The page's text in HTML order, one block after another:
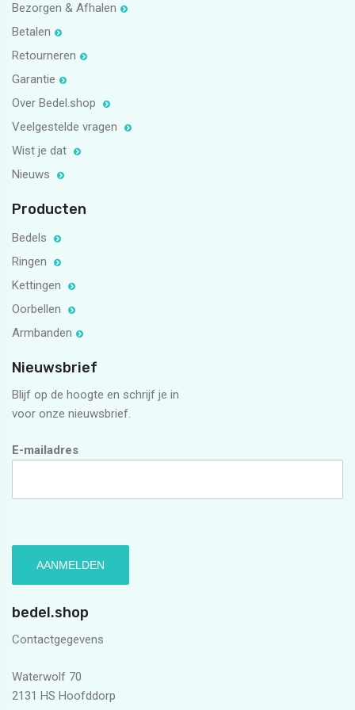
Bezorgen & Afhalen
Betalen
Retourneren
Garantie
Over Bedel.shop
Veelgestelde vragen
Wist je dat
Nieuws
Producten
Bedels
Ringen
Kettingen
Oorbellen
Armbanden
Nieuwsbrief
Blijf op de hoogte en schrijf je in
voor onze nieuwsbrief.
E-mailadres
bedel.shop
Contactgegevens
Waterwolf 70
2131 HS Hoofddorp